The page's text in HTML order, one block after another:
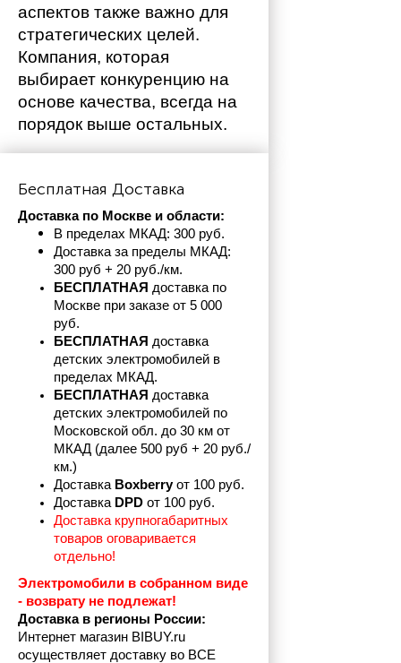
аспектов также важно для
стратегических целей.
Компания, которая
выбирает конкуренцию на
основе качества, всегда на
порядок выше остальных.
Бесплатная Доставка
Доставка по Москве и области:
В пределах МКАД: 300 руб.
Доставка за пределы МКАД:
300 руб + 20 руб./км.
БЕСПЛАТНАЯ доставка по
Москве при заказе от 5 000
руб.
БЕСПЛАТНАЯ доставка
детских электромобилей в
пределах МКАД.
БЕСПЛАТНАЯ доставка
детских электромобилей по
Московской обл. до 30 км от
МКАД (далее 500 руб + 20 руб./
км.)
Доставка Boxberry от 100 руб.
Доставка DPD от 100 руб.
Доставка крупногабаритных
товаров оговаривается
отдельно!
Электромобили в собранном виде
- возврату не подлежат!
Доставка в регионы России:
Интернет магазин BIBUY.ru
осуществляет доставку во ВСЕ